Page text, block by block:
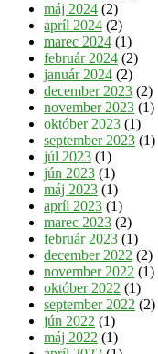
máj 2024 (2)
apríl 2024 (2)
marec 2024 (1)
február 2024 (2)
január 2024 (2)
december 2023 (2)
november 2023 (1)
október 2023 (1)
september 2023 (1)
júl 2023 (1)
jún 2023 (1)
máj 2023 (1)
apríl 2023 (1)
marec 2023 (2)
február 2023 (1)
december 2022 (2)
november 2022 (1)
október 2022 (1)
september 2022 (2)
jún 2022 (1)
máj 2022 (1)